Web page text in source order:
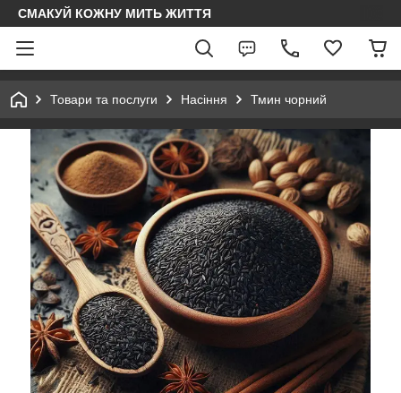
СМАКУЙ КОЖНУ МИТЬ ЖИТТЯ
Товари та послуги Насіння Тмин чорний